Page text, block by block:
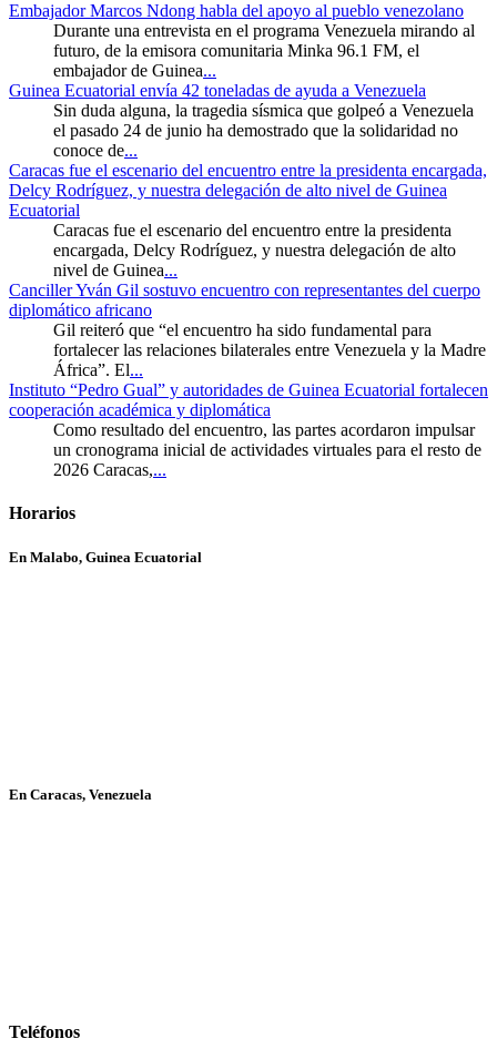
Embajador Marcos Ndong habla del apoyo al pueblo venezolano
Durante una entrevista en el programa Venezuela mirando al
futuro, de la emisora comunitaria Minka 96.1 FM, el
embajador de Guinea...
Guinea Ecuatorial envía 42 toneladas de ayuda a Venezuela
Sin duda alguna, la tragedia sísmica que golpeó a Venezuela
el pasado 24 de junio ha demostrado que la solidaridad no
conoce de...
Caracas fue el escenario del encuentro entre la presidenta encargada,
Delcy Rodríguez, y nuestra delegación de alto nivel de Guinea
Ecuatorial
Caracas fue el escenario del encuentro entre la presidenta
encargada, Delcy Rodríguez, y nuestra delegación de alto
nivel de Guinea...
Canciller Yván Gil sostuvo encuentro con representantes del cuerpo
diplomático africano
Gil reiteró que “el encuentro ha sido fundamental para
fortalecer las relaciones bilaterales entre Venezuela y la Madre
África”. El...
Instituto “Pedro Gual” y autoridades de Guinea Ecuatorial fortalecen
cooperación académica y diplomática
Como resultado del encuentro, las partes acordaron impulsar
un cronograma inicial de actividades virtuales para el resto de
2026 Caracas,...
Horarios
En Malabo, Guinea Ecuatorial
En Caracas, Venezuela
Teléfonos